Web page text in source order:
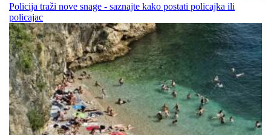
Policija traži nove snage - saznajte kako postati policajka ili
policajac